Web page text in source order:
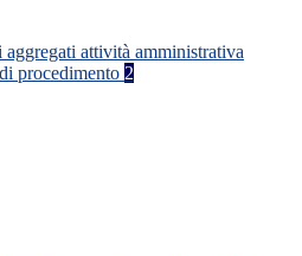
aggregati attività amministrativa
procedimento 2